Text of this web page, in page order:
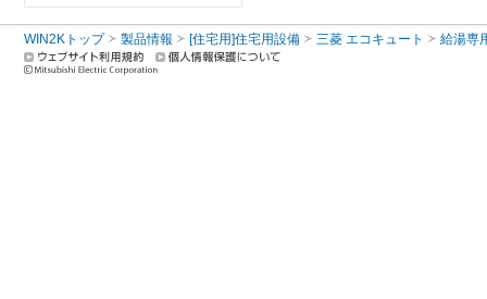
WIN2Kトップ 製品情報 [住宅用]住宅用設備 三菱 エコキュート 給湯専